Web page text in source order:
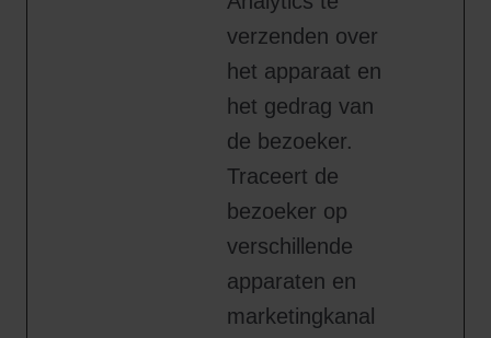
verzenden over
het apparaat en
het gedrag van
de bezoeker.
Traceert de
bezoeker op
verschillende
apparaten en
marketingkanal